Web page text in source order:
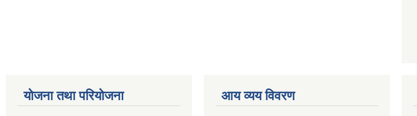
योजना तथा परियोजना आय व्यय विवरण